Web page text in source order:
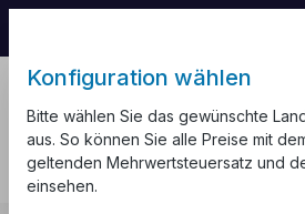
Konfiguration wählen
Bitte wählen Sie das gewünschte
aus. So können Sie alle Preise mit
geltenden Mehrwertsteuersatz und
einsehen.